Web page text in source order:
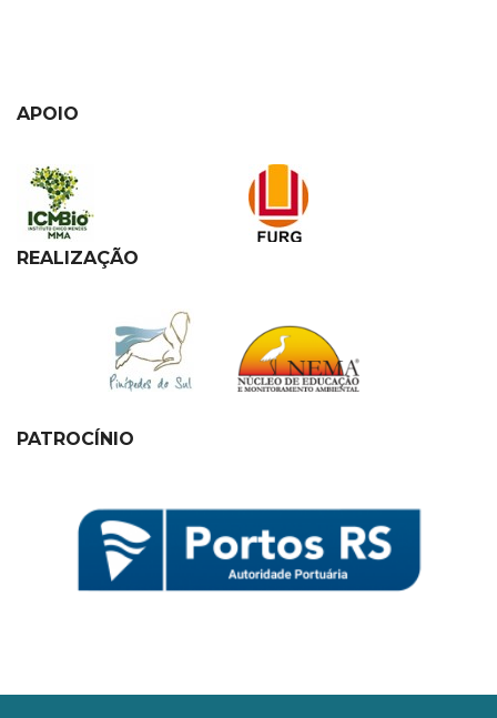
APOIO
REALIZAÇÃO
PATROCÍNIO